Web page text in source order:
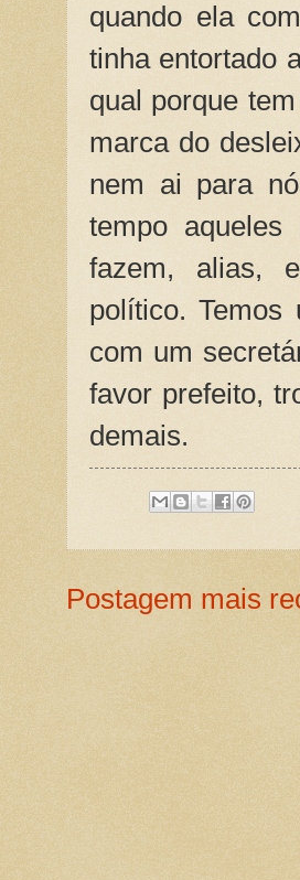
quando ela
tinha entortado
qual porque
marca do
nem ai para
tempo
fazem, alias,
político. Temos
com um
favor prefeito,
demais.
Postagem mais